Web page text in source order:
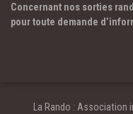
Concernant nos sorties
pour toute demande
La Rando : Association